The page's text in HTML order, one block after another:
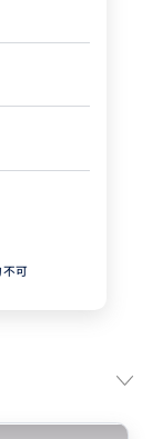
絶景トレイ
不可